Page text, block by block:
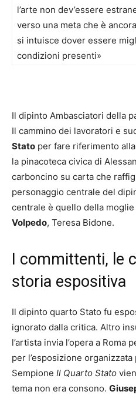
l’arte non dev’essere
verso una meta che è
si intuisce dover essere
condizioni presenti»
Il dipinto Ambasciatori della
Il cammino dei lavoratori e
Stato per fare riferimento
la pinacoteca civica di
carboncino su carta che
personaggio centrale del
centrale è quello della moglie
Volpedo, Teresa Bidone.
I committenti, le
storia espositiva
Il dipinto quarto Stato fu
ignorato dalla critica. Altro
l’artista invia l’opera a Roma
per l’esposizione
Sempione Il Quarto Stato
tema non era consono.